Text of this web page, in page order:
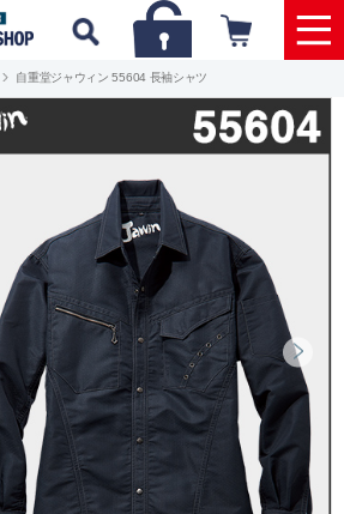
自重堂ジャウィン 55604 長袖シャツ